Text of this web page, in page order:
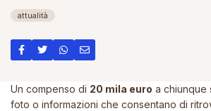
attualità
Un compenso di 20 mila euro a chiunque
foto o informazioni che consentano di